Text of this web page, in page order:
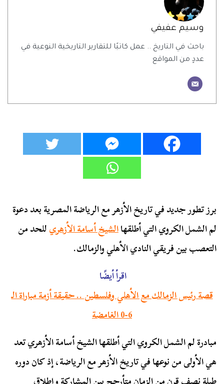
وسيم عفيفي
باحث في التاريخ .. عمل كاتبًا للتقارير التاريخية النوعية في
عددٍ من المواقع
برز تطور جديد في تاريخ الأزهر مع الرياضة المصرية بعد دعوة
لم الشمل الكروي التي أطلقهاالشيخ أسامة الأزهريللحد من
التعصب بين فريقي النادي الأهلي والزمالك.
اقرأ أيضًا
قصة رئيس الزمالك مع الأهلي وفلسطين .. حقيقة أزمة مباراة الـ
6-0 الغامضة
مبادرة لم الشمل الكروي التي أطلقها الشيخ أسامة الأزهري تعد
هي الأولى من نوعها في تاريخ الأزهر مع الرياضة، إذ كان دوره